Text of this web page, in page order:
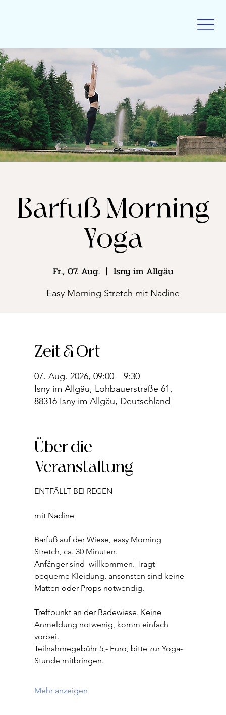
Barfuß Morning
Yoga
Fr., 07. Aug.
  |
Isny im Allgäu
Easy Morning Stretch mit Nadine
Zeit & Ort
07. Aug. 2026, 09:00 – 9:30
Isny im Allgäu, Lohbauerstraße 61,
88316 Isny im Allgäu, Deutschland
Über die
Veranstaltung
ENTFÄLLT BEI REGEN
mit Nadine
Barfuß auf der Wiese, easy Morning
Stretch, ca. 30 Minuten.
Anfänger sind  willkommen. Tragt
bequeme Kleidung, ansonsten sind keine
Matten oder Props notwendig.
Treffpunkt an der Badewiese. Keine
Anmeldung notwenig, komm einfach
vorbei.
Teilnahmegebühr 5,- Euro, bitte zur Yoga-
Stunde mitbringen.
Mehr anzeigen